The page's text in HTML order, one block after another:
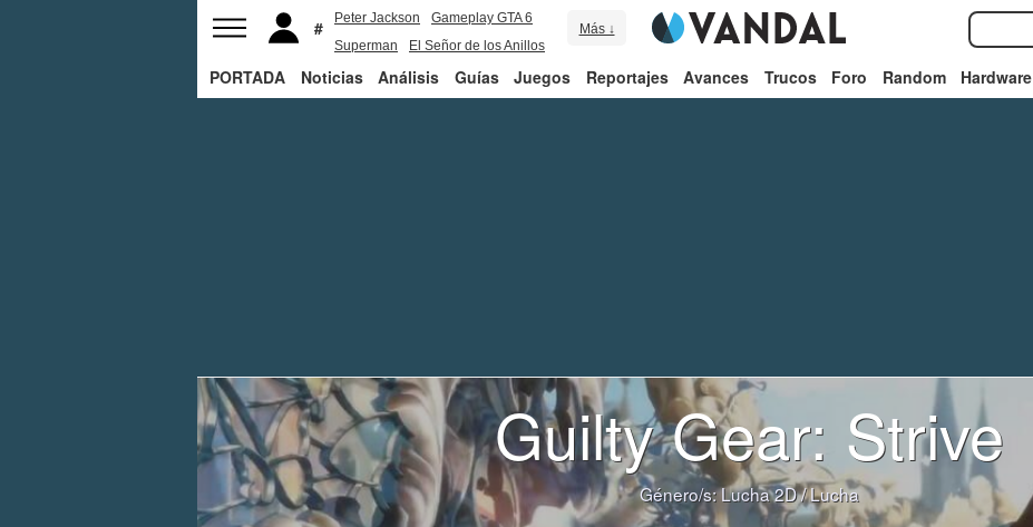
Peter Jackson
Gameplay GTA 6
Superman
El Señor de los Anillos
Más ↓
PORTADA Noticias Análisis Guías Juegos Reportajes Avances Trucos Foro Random Hardware
Guilty Gear: Strive
Género/s:Lucha 2D/Lucha